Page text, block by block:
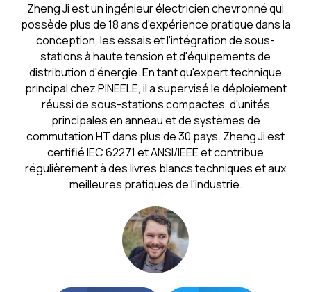
Zheng Ji est un ingénieur électricien chevronné qui
possède plus de 18 ans d'expérience pratique dans la
conception, les essais et l'intégration de sous-
stations à haute tension et d'équipements de
distribution d'énergie. En tant qu'expert technique
principal chez PINEELE, il a supervisé le déploiement
réussi de sous-stations compactes, d'unités
principales en anneau et de systèmes de
commutation HT dans plus de 30 pays. Zheng Ji est
certifié IEC 62271 et ANSI/IEEE et contribue
régulièrement à des livres blancs techniques et aux
meilleures pratiques de l'industrie.